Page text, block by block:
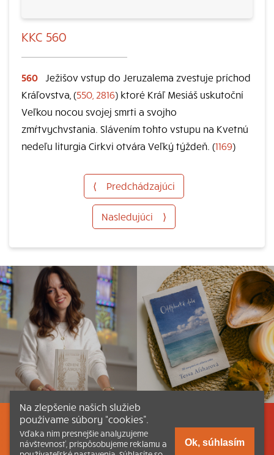
KKC 560
560
Ježišov vstup do Jeruzalema zvestuje príchod
Kráľovstva, (550, 2816) ktoré Kráľ Mesiáš uskutoční
Veľkou nocou svojej smrti a svojho
zmŕtvychvstania. Slávením tohto vstupu na Kvetnú
nedeľu liturgia Cirkvi otvára Veľký týždeň. (1169)
⟨ Predchádzajúci
Nasledujúci ⟩
Listovať Obsah Dokumenty a články
Na zlepšenie našich služieb
používame súbory “cookies”.
Vďaka nim presnejšie analyzujeme
návštevnosť, prispôsobujeme reklamu a
Ok, súhlasím